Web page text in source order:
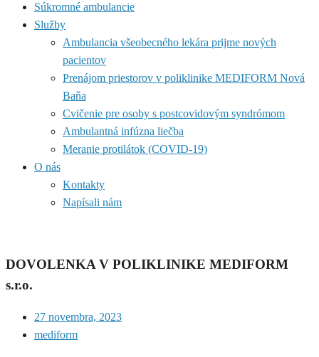
Súkromné ambulancie
Služby
Ambulancia všeobecného lekára prijme nových
pacientov
Prenájom priestorov v poliklinike MEDIFORM Nová
Baňa
Cvičenie pre osoby s postcovidovým syndrómom
Ambulantná infúzna liečba
Meranie protilátok (COVID-19)
O nás
Kontakty
Napísali nám
DOVOLENKA V POLIKLINIKE MEDIFORM
s.r.o.
27 novembra, 2023
mediform